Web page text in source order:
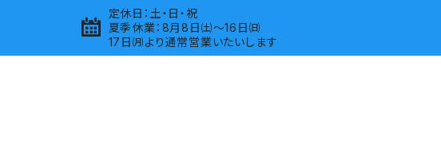
定休日：土・日・祝
夏季休業：8月8日㈯～16日㈰
17日㈪より通常営業いたいします